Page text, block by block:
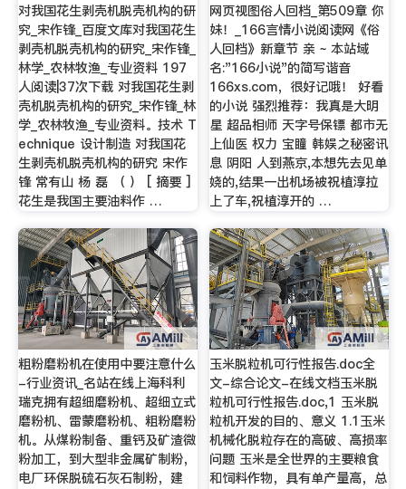
对我国花生剥壳机脱壳机构的研
究_宋作锋_百度文库对我国花生
剥壳机脱壳机构的研究_宋作锋_
林学_农林牧渔_专业资料 197
人阅读|37次下载 对我国花生剥
壳机脱壳机构的研究_宋作锋_林
学_农林牧渔_专业资料。技术 T
echnique 设计制造 对我国花
生剥壳机脱壳机构的研究 宋作
锋 常有山 杨 磊 （ ） [ 摘要 ]
花生是我国主要油料作 …
网页视图俗人回档_第509章 你
妹！_166言情小说阅读网《俗
人回档》新章节 亲 ~ 本站域
名:"166小说"的简写谐音
166xs.com，很好记哦！ 好看
的小说 强烈推荐：我真是大明
星 超品相师 天字号保镖 都市无
上仙医 权力 宝瞳 韩娱之秘密讯
息 阴阳 人到燕京,本想先去见单
娆的,结果一出机场被祝植淳拉
上了车,祝植淳开的 …
粗粉磨粉机在使用中要注意什么
-行业资讯_名站在线上海科利
瑞克拥有超细磨粉机、超细立式
磨粉机、雷蒙磨粉机、粗粉磨粉
机。从煤粉制备、重钙及矿渣微
粉加工，到大型非金属矿制粉，
电厂环保脱硫石灰石制粉，建
玉米脱粒机可行性报告.doc全
文-综合论文-在线文档玉米脱
粒机可行性报告.doc,1 玉米脱
粒机开发的目的、意义 1.1玉米
机械化脱粒存在的高破、高损率
问题 玉米是全世界的主要粮食
和饲料作物，具有单产量高，总